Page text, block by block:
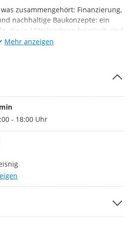
zusammengehört: Finanzierung,
nachhaltige Baukonzepte: ein
die in Mittelsachsen heimisch sind
interessierte Unternehmen oder
wird der Teilnehmerkreis
notwendigen Informationen
Bautagen finden Sie unter
Mehr anzeigen
- 18:00 Uhr